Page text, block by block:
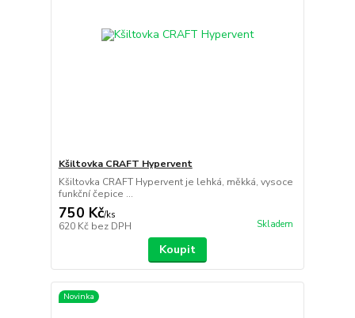
Kšiltovka CRAFT Hypervent
Kšiltovka CRAFT Hypervent je lehká, měkká, vysoce
funkční čepice ...
750 Kč/ks
620 Kč bez DPH Skladem
Koupit
Novinka